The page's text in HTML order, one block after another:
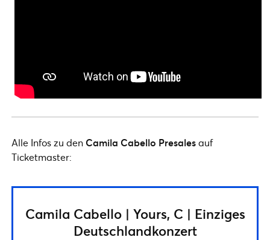
Alle Infos zu den Camila Cabello Presalesauf
Ticketmaster:
Camila Cabello | Yours, C | Einziges
Deutschlandkonzert